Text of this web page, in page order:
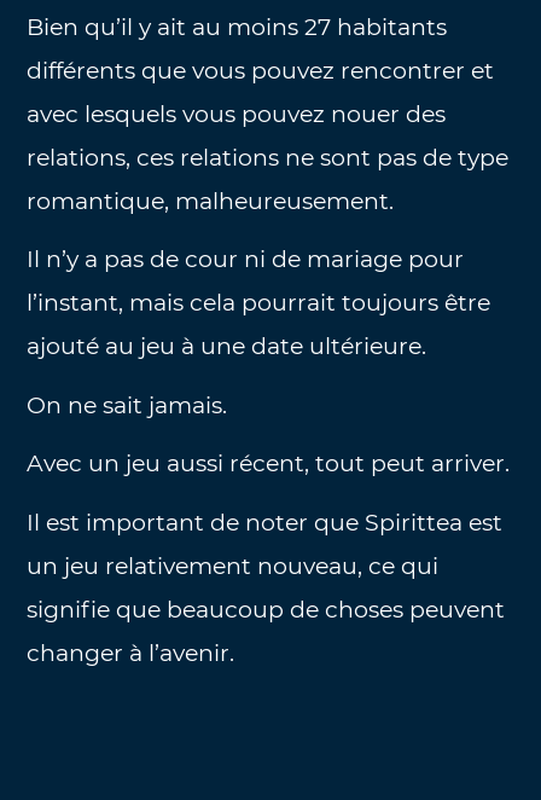
Bien qu’il y ait au moins 27 habitants
différents que vous pouvez rencontrer et
avec lesquels vous pouvez nouer des
relations, ces relations ne sont pas de type
romantique, malheureusement.
Il n’y a pas de cour ni de mariage pour
l’instant, mais cela pourrait toujours être
ajouté au jeu à une date ultérieure.
On ne sait jamais.
Avec un jeu aussi récent, tout peut arriver.
Il est important de noter que Spirittea est
un jeu relativement nouveau, ce qui
signifie que beaucoup de choses peuvent
changer à l’avenir.